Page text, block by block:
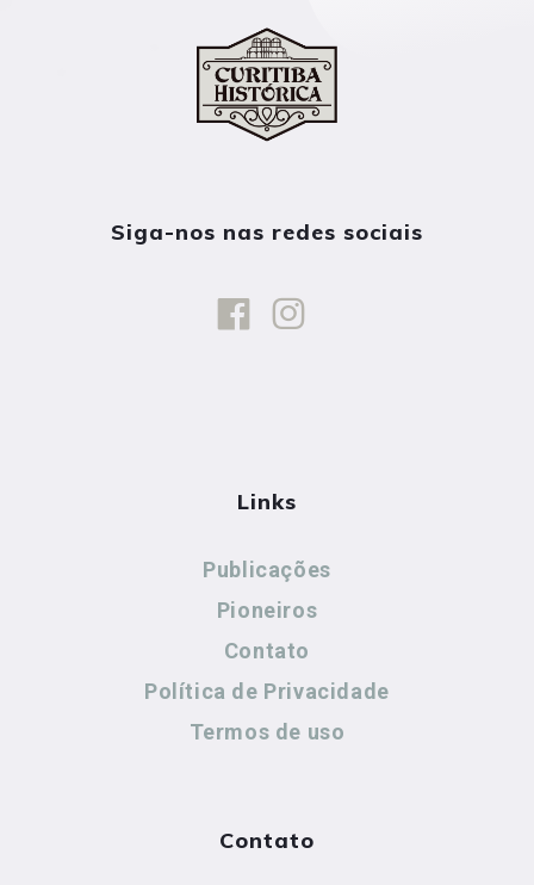
Siga-nos nas redes sociais
Links
Publicações
Pioneiros
Contato
Política de Privacidade
Termos de uso
Contato